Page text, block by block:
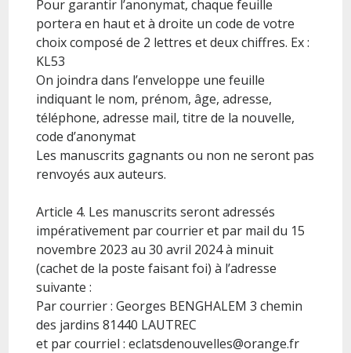
Pour garantir l’anonymat, chaque feuille
portera en haut et à droite un code de votre
choix composé de 2 lettres et deux chiffres. Ex :
KL53
On joindra dans l’enveloppe une feuille
indiquant le nom, prénom, âge, adresse,
téléphone, adresse mail, titre de la nouvelle,
code d’anonymat
Les manuscrits gagnants ou non ne seront pas
renvoyés aux auteurs.
Article 4. Les manuscrits seront adressés
impérativement par courrier et par mail du 15
novembre 2023 au 30 avril 2024 à minuit
(cachet de la poste faisant foi) à l’adresse
suivante :
Par courrier : Georges BENGHALEM 3 chemin
des jardins 81440 LAUTREC
et par courriel : eclatsdenouvelles@orange.fr